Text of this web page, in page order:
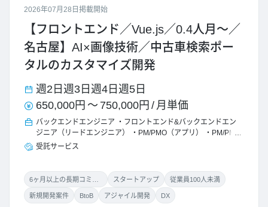
2026年07月28日掲載開始
【フロントエンド／Vue.js／0.4人月～／
名古屋】AI×画像技術／中古車検索ポー
タルのカスタマイズ開発
週2日 週3日 週4日 週5日
650,000円 ～ 750,000円 / 月単価
バックエンドエンジニア
フロントエンド&バックエンドエン
ジニア（リードエンジニア）
PM/PMO（アプリ）
PM/PMO
受託サービス
スタートアップ 従業員100人未満
新規開発案件 BtoB アジャイル開発 DX